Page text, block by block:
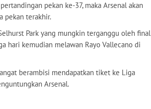
pekan ke-37, maka Arsenal akan
pekan terakhir.
Park yang mungkin terganggu oleh final
hari kemudian melawan Rayo Vallecano di
berambisi mendapatkan tiket ke Liga
Arsenal.